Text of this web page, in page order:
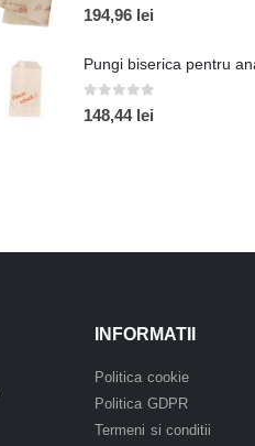
0 out of 5
194,96 lei
0 out of 5
148,44 lei
INFORMATII
Politica cookie
Politica GDPR
Termeni si conditii